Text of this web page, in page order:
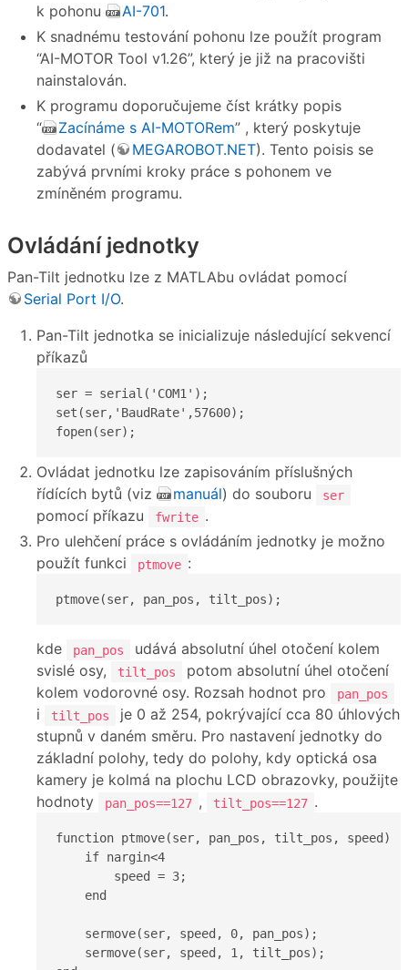
k pohonu
AI-701.
K snadnému testování pohonu lze použít program
“AI-MOTOR Tool v1.26”, který je již na pracovišti
nainstalován.
K programu doporučujeme číst krátky popis
“
Zacínáme s AI-MOTORem” , který poskytuje
dodavatel (
MEGAROBOT.NET). Tento poisis se
zabývá prvními kroky práce s pohonem ve
zmíněném programu.
Ovládání jednotky
Pan-Tilt jednotku lze z MATLAbu ovládat pomocí
Serial Port I/O.
Pan-Tilt jednotka se inicializuje následující sekvencí
příkazů
ser = serial('COM1');
set(ser,'BaudRate',57600);
fopen(ser);
Ovládat jednotku lze zapisováním příslušných
řídících bytů (viz
manuál) do souboru ser
pomocí příkazu fwrite .
Pro ulehčení práce s ovládáním jednotky je možno
použít funkci
ptmove :
ptmove(ser, pan_pos, tilt_pos);
kde pan_pos
udává absolutní úhel otočení kolem
svislé osy,
tilt_pos
potom absolutní úhel otočení
kolem vodorovné osy. Rozsah hodnot pro
pan_pos
i tilt_pos
je 0 až 254, pokrývající cca 80 úhlových
stupnů v daném směru. Pro nastavení jednotky do
základní polohy, tedy do polohy, kdy optická osa
kamery je kolmá na plochu LCD obrazovky, použijte
hodnoty
pan_pos==127 , tilt_pos==127 .
function ptmove(ser, pan_pos, tilt_pos, speed)
    if nargin<4
        speed = 3;
    end
    sermove(ser, speed, 0, pan_pos);
    sermove(ser, speed, 1, tilt_pos);